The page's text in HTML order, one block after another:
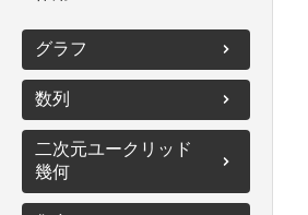
グラフ
最短路
無向グラフ
最小全域木
数列
累積和
区間木
二次元ユークリッド
幾何